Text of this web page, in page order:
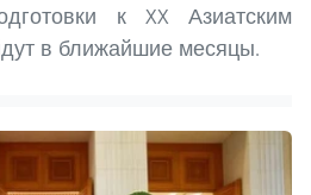
к XX Азиатским
в ближайшие месяцы.